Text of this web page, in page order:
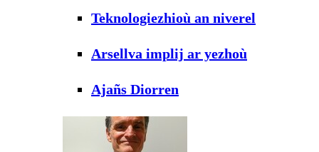
Teknologiezhioù an niverel
Arsellva implij ar yezhoù
Ajañs Diorren